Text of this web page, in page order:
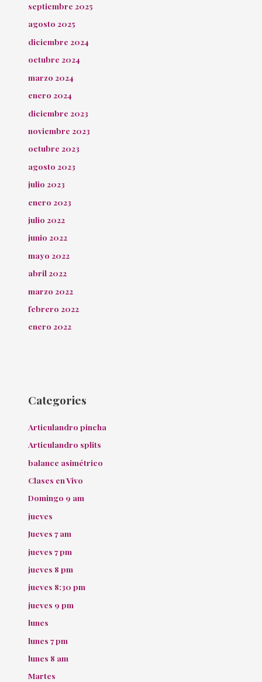
septiembre 2025
agosto 2025
diciembre 2024
octubre 2024
marzo 2024
enero 2024
diciembre 2023
noviembre 2023
octubre 2023
agosto 2023
julio 2023
enero 2023
julio 2022
junio 2022
mayo 2022
abril 2022
marzo 2022
febrero 2022
enero 2022
Categories
Articulandro pincha
Articulandro splits
balance asimétrico
Clases en Vivo
Domingo 9 am
jueves
Jueves 7 am
jueves 7 pm
jueves 8 pm
jueves 8:30 pm
jueves 9 pm
lunes
lunes 7 pm
lunes 8 am
Martes